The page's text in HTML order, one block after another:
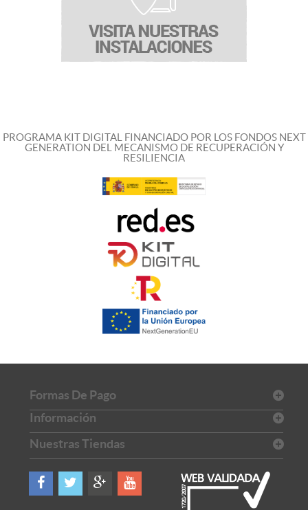
PROGRAMA KIT DIGITAL FINANCIADO POR LOS FONDOS NEXT
GENERATION DEL MECANISMO DE RECUPERACIÓN Y
RESILIENCIA
Formas De Pago
Información
Nuestras Tiendas